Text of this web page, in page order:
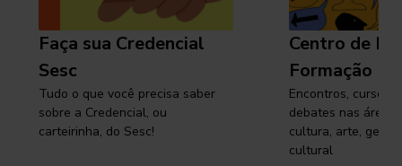
Faça sua Credencial
Sesc
Tudo o que você precisa saber
sobre a Credencial, ou
carteirinha, do Sesc!
Centro de
Formação
Encontros, cursos,
debates nas áreas
cultura, arte,
cultural